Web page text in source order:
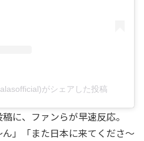
がシェアした投稿
に、ファンらが早速反応。
ん」「また日本に来てくださ〜